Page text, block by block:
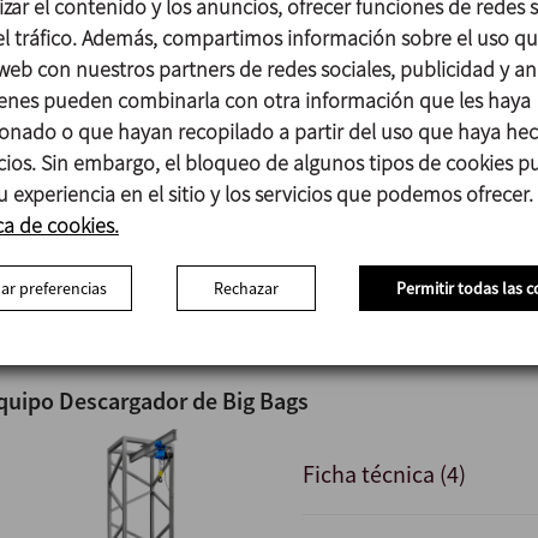
Tipo en V MV
Ficha técnica (6)
Descargador de Big Bags
Ficha técnica (4)
el contenido y los anuncios, ofrecer funciones de redes
tráfico. Además, compartimos información sobre el uso
con nuestros partners de redes sociales, publicidad y
pueden combinarla con otra información que les haya
o que hayan recopilado a partir del uso que haya
Sin embargo, el bloqueo de algunos tipos de cookies
experiencia en el sitio y los servicios que podemos ofrecer.
de cookies.
preferencias Rechazar Permitir todas las